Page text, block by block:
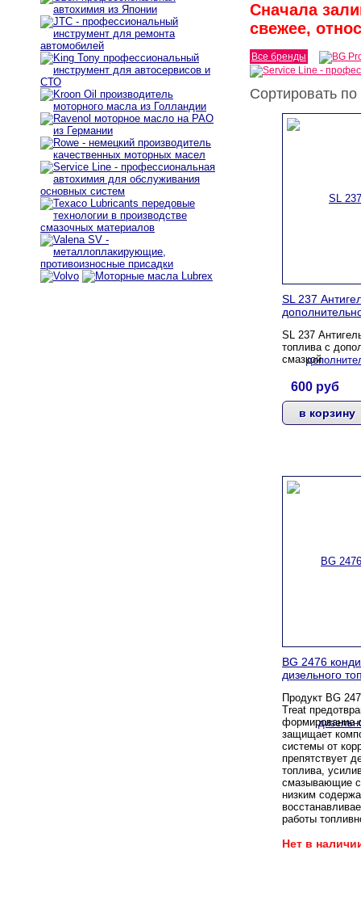
Сначала
свежее,
Все бренды
Сортировать по
SL 237
SL 237
топлива с
смазкой
600 руб
BG 2476
дизельного
Продукт BG
Treat
формирование
защищает
системы от
препятствует
топлива,
смазывающие
низким
работы
Нет в